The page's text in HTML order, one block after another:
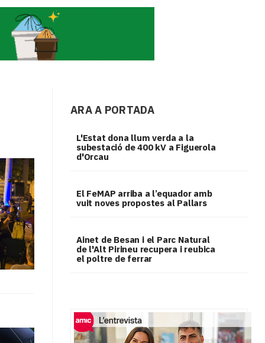
ARA A PORTADA
L'Estat dona llum verda a la
subestació de 400 kV a Figuerola
d'Orcau
El FeMAP arriba a l’equador amb
vuit noves propostes al Pallars
Ainet de Besan i el Parc Natural
de l'Alt Pirineu recupera i reubica
el poltre de ferrar